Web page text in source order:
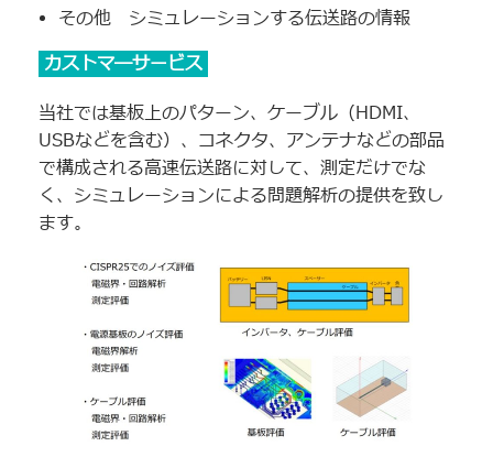
その他 シミュレーションする伝送路の情報
カストマ―サービス
当社では基板上のパターン、ケーブル（HDMI、
USBなどを含む）、コネクタ、アンテナなどの部品
で構成される高速伝送路に対して、測定だけでな
く、シミュレーションによる問題解析の提供を致し
ます。